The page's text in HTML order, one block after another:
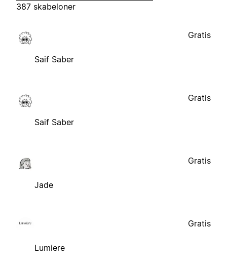
387 skabeloner
Saif Saber
Gratis
Saif Saber
Gratis
Jade
Gratis
Lumiere
Gratis